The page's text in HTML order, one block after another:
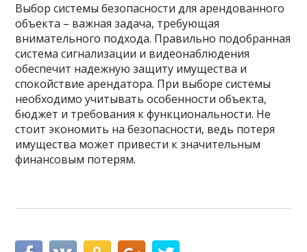
Выбор системы безопасности для арендованного
объекта – важная задача, требующая
внимательного подхода. Правильно подобранная
система сигнализации и видеонаблюдения
обеспечит надежную защиту имущества и
спокойствие арендатора. При выборе системы
необходимо учитывать особенности объекта,
бюджет и требования к функциональности. Не
стоит экономить на безопасности, ведь потеря
имущества может привести к значительным
финансовым потерям.